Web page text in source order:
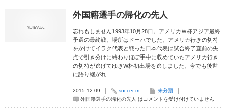
外国籍選手の帰化の先人
忘れもしません1993年10月28日。アメリカＷ杯アジア最終
予選の最終戦。場所はドーハでした。アメリカ行きの切符
をかけてイラク代表と戦った日本代表は試合終了直前の失
点で引き分けに終わりほぼ手中に収めていたアメリカ行き
の切符が逃げてゆきW杯初出場を逃しました。今でも後世
に語り継がれ…
2015.12.09 soccer-m
未分類
外国籍選手の帰化の先人 はコメントを受け付けていません